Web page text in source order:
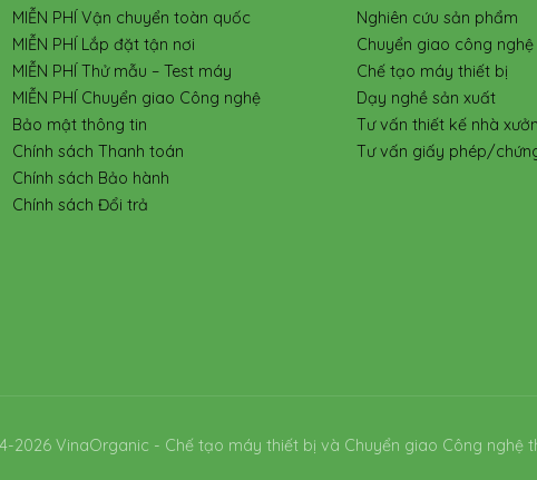
MIỄN PHÍ Vận chuyển toàn quốc
MIỄN PHÍ Lắp đặt tận nơi
MIỄN PHÍ Thử mẫu – Test máy
MIỄN PHÍ Chuyển giao Công nghệ
Bảo mật thông tin
Chính sách Thanh toán
Chính sách Bảo hành
Chính sách Đổi trả
Nghiên cứu sản phẩm
Chuyển giao công nghệ
Chế tạo máy thiết bị
Dạy nghề sản xuất
Tư vấn thiết kế nhà
Tư vấn giấy phép/
2026 VinaOrganic - Chế tạo máy thiết bị và Chuyển giao Công nghệ